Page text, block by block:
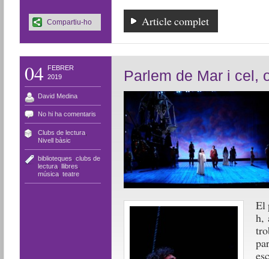
Article complet
Compartiu-ho
04
FEBRER
2019
David Medina
No hi ha comentaris
Clubs de lectura,
Nivell bàsic
biblioteques clubs de
lectura, llibres
música, teatre
Parlem de Mar i cel,
El
h,